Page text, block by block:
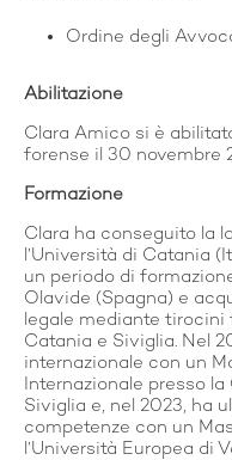
Ordine degli
Abilitazione
Clara Amico si è
forense il 30 novembre
Formazione
Clara ha conseguito la
l’Università di Catania
un periodo di
Olavide (Spagna) e
legale mediante
Catania e Siviglia. Nel
internazionale con un
Internazionale presso
Siviglia e, nel 2023, ha
competenze con un
l’Università Europea di